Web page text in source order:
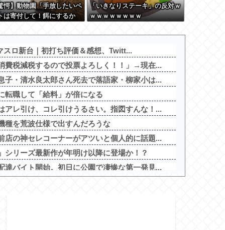
愕】動物園「手放したいペ
は寄付して！餌にするか
w w w w w w w
「いきなりステーキ」の反対ｗ
ｗｗｗｗｗｗｗｗ
スロ新台｜初打ち評価＆感想、Twitt...
費税減税するので投票よろしく！！」→現在...
子・清水良太郎さん死去で落語家・柳家小は...
転職して「給料」が倍になる
アレ引け、コレ引けうるさい。指図すんな！...
種を荒波仕様で出すんだろうな
店の神セレコーナーがアツいと個人的に話題...
シリーズ最新作が年明け以降に登場か！？
達バイト開始。初日に公園で凄惨な第一発見...